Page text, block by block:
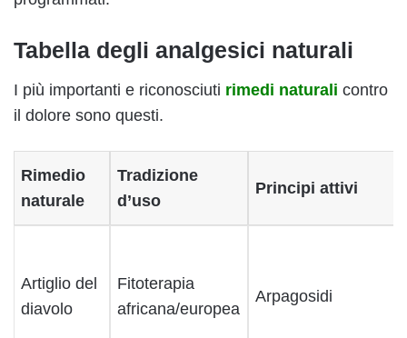
Tabella degli analgesici naturali
I più importanti e riconosciuti rimedi naturali contro
il dolore sono questi.
Rimedio
naturale
Tradizione
d’uso
Principi attivi
Artiglio del
diavolo
Fitoterapia
africana/europea
Arpagosidi